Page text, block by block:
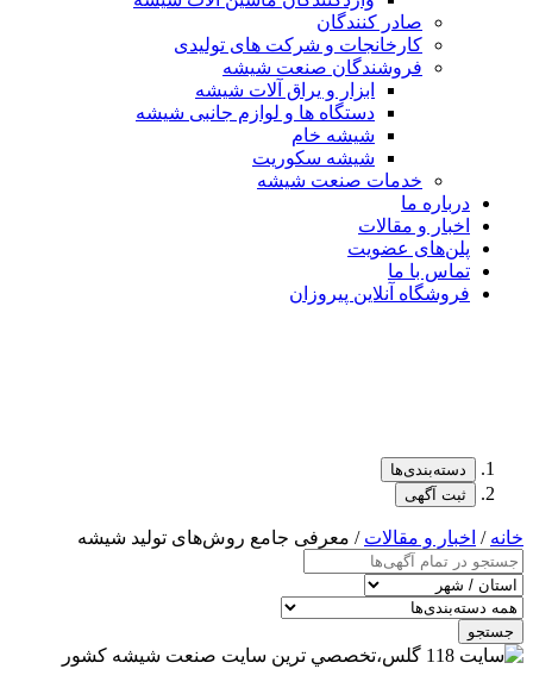
صادر کنندگان
کارخانجات و شرکت های تولیدی
فروشندگان صنعت شیشه
ابزار و یراق آلات شیشه
دستگاه ها و لوازم جانبی شیشه
شیشه خام
شیشه سکوریت
خدمات صنعت شیشه
درباره ما
اخبار و مقالات
پلن‌های عضویت
تماس با ما
فروشگاه آنلاین پیروزان
دسته‌بندی‌ها
ثبت آگهی
خانه / اخبار و مقالات / معرفی جامع روش‌های تولید شیشه
جستجو